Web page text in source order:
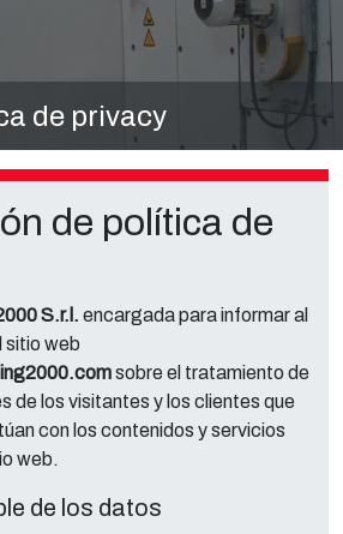
de privacy
de política de
S.r.l. encargada para informar al
sitio web
sobre el tratamiento de
de los visitantes y los clientes que
con los contenidos y servicios
web.
de los datos